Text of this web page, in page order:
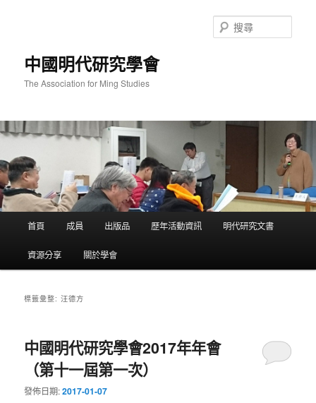
中國明代研究學會
The Association for Ming Studies
尋
首頁 成員 出版品 歷年活動資訊 明代研究文書
資源分享 關於學會
標籤彙整:汪德方
中國明代研究學會2017年年會
（第十一屆第一次）
發佈日期:2017-01-07